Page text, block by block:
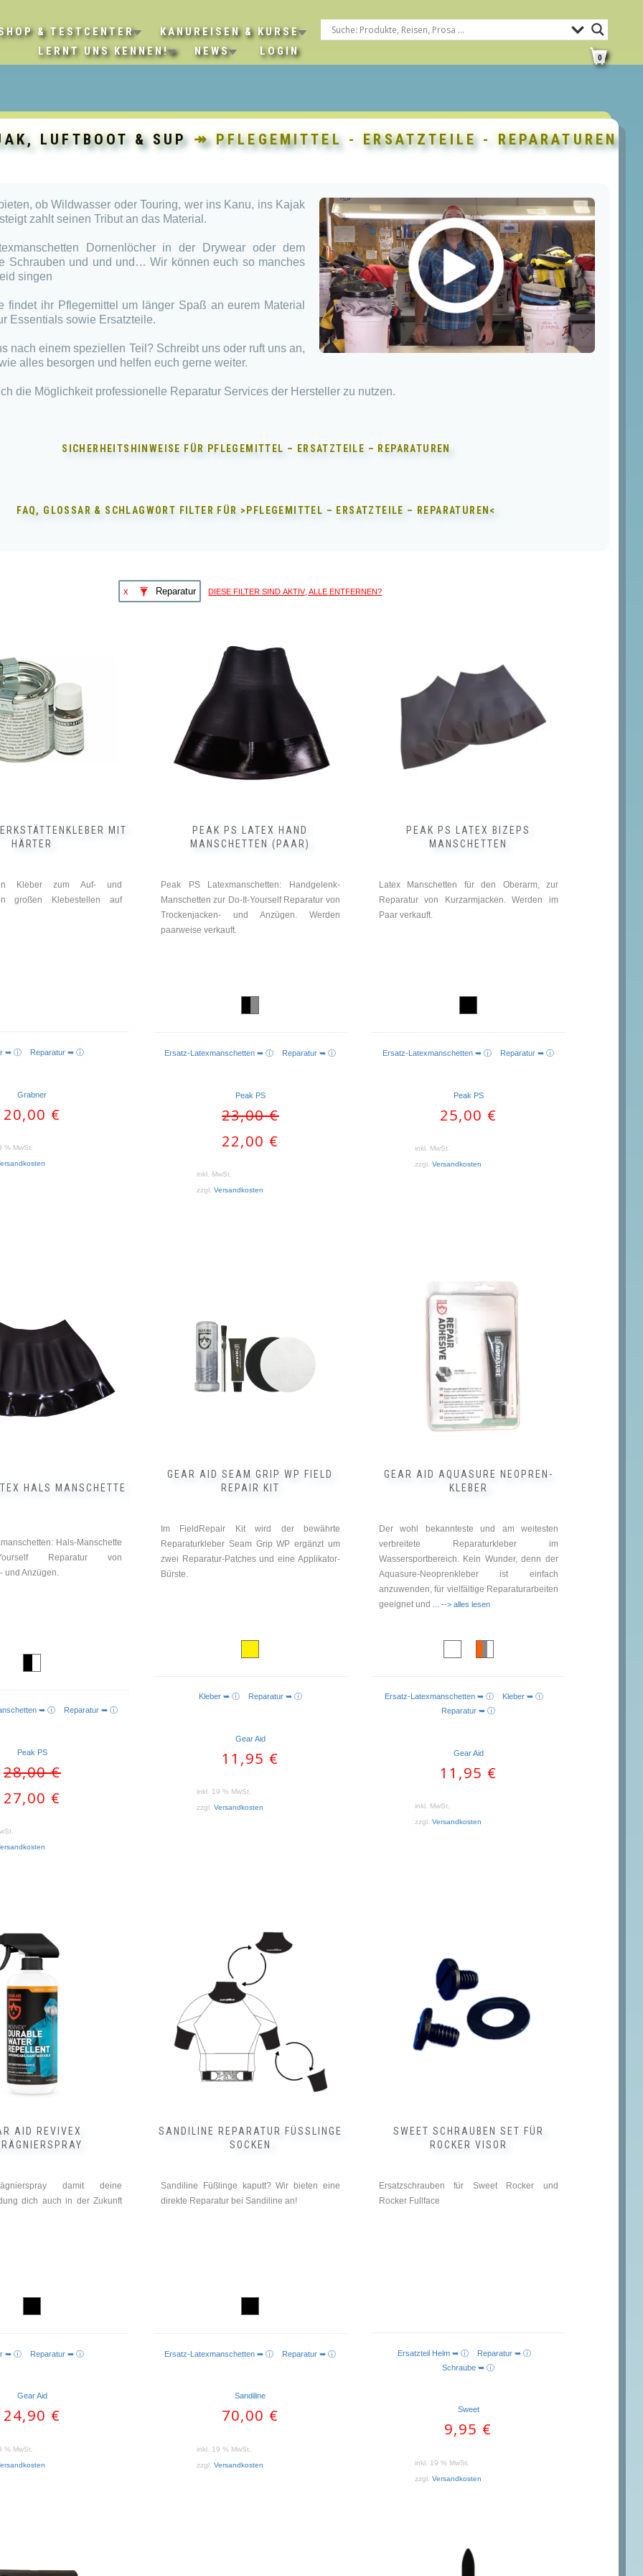
& TESTCENTER
KANUREISEN & KURSE
LERNT UNS KENNEN!
NEWS LOGIN
0
LUFTBOOT & SUP↠ PFLEGEMITTEL - ERSATZTEILE - REPARATUREN
ob Wildwasser oder Touring, wer ins Kanu, ins Kajak
zahlt seinen Tribut an das Material.
Dornenlöcher in der Drywear oder dem
Schrauben und und und… Wir können euch so manches
singen
findet ihr Pflegemittel um länger Spaß an eurem Material
Essentials sowie Ersatzteile.
nach einem speziellen Teil? Schreibt uns oder ruft uns an,
alles besorgen und helfen euch gerne weiter.
die Möglichkeit professionelle Reparatur Services der Hersteller zu nutzen.
SICHERHEITSHINWEISE FÜR PFLEGEMITTEL – ERSATZTEILE – REPARATUREN
FAQ, GLOSSAR & SCHLAGWORT FILTER FÜR >PFLEGEMITTEL – ERSATZTEILE – REPARATUREN<
x Reparatur diese Filter sind aktiv, ALLE entfernen?
MIT
HÄRTER
Kleber zum Auf- und
großen Klebestellen auf
➥ ⓘ Reparatur ➥ ⓘ
Grabner
20,00 €
% MwSt.
PEAK PS LATEX HAND
MANSCHETTEN (PAAR)
Peak PS Latexmanschetten: Handgelenk-
Manschetten zur Do-It-Yourself Reparatur von
Trockenjacken- und Anzügen. Werden
paarweise verkauft.
Ersatz-Latexmanschetten ➥ ⓘ Reparatur ➥ ⓘ
Peak PS
23,00€
22,00 €
inkl. MwSt.
zzgl. Versandkosten
PEAK PS LATEX BIZEPS
MANSCHETTEN
Latex Manschetten für den Oberarm, zur
Reparatur von Kurzarmjacken. Werden im
Paar verkauft.
Ersatz-Latexmanschetten ➥ ⓘ Reparatur ➥ ⓘ
Peak PS
25,00 €
inkl. MwSt.
zzgl. Versandkosten
HALS MANSCHETTE
Hals-Manschette
Reparatur von
und Anzügen.
➥ ⓘ Reparatur ➥ ⓘ
Peak PS
28,00€
27,00 €
GEAR AID SEAM GRIP WP FIELD
REPAIR KIT
Im FieldRepair Kit wird der bewährte
Reparaturkleber Seam Grip WP ergänzt um
zwei Reparatur-Patches und eine Applikator-
Bürste.
Kleber ➥ ⓘ Reparatur ➥ ⓘ
Gear Aid
11,95 €
inkl. 19 % MwSt.
zzgl. Versandkosten
GEAR AID AQUASURE NEOPREN-
KLEBER
Der wohl bekannteste und am weitesten
verbreitete Reparaturkleber im
Wassersportbereich. Kein Wunder, denn der
Aquasure-Neoprenkleber ist einfach
anzuwenden, für vielfältige Reparaturarbeiten
geeignet und
... --> alles lesen
Ersatz-Latexmanschetten ➥ ⓘ
Kleber ➥ ⓘ
Reparatur ➥ ⓘ
Gear Aid
11,95 €
inkl. MwSt.
zzgl. Versandkosten
AID REVIVEX
damit deine
dich auch in der Zukunft
➥ ⓘ Reparatur ➥ ⓘ
Gear Aid
24,90 €
% MwSt.
SANDILINE REPARATUR FÜSSLINGE S
OCKEN
Sandiline Füßlinge kaputt? Wir bieten eine
direkte Reparatur bei Sandiline an!
Ersatz-Latexmanschetten ➥ ⓘ Reparatur ➥ ⓘ
Sandiline
70,00 €
inkl. 19 % MwSt.
zzgl. Versandkosten
SWEET SCHRAUBEN SET FÜR
ROCKER VISOR
Ersatzschrauben für Sweet Rocker und
Rocker Fullface
Ersatzteil Helm ➥ ⓘ Reparatur ➥ ⓘ
Schraube ➥ ⓘ
Sweet
9,95 €
inkl. 19 % MwSt.
zzgl. Versandkosten